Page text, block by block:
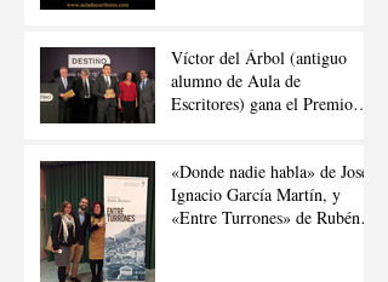
Víctor del Árbol (antiguo
alumno de Aula de
Escritores) gana el Premio
«Donde nadie habla» de José
Ignacio García Martín, y
«Entre Turrones» de Rubén